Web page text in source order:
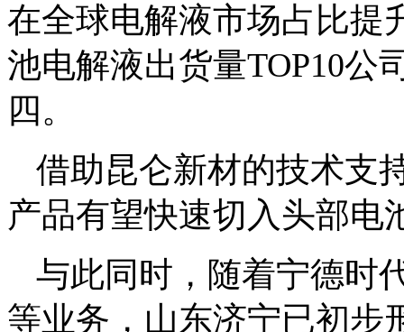
在全球电解液市场占比提
池电解液出货量TOP10公
四。
借助昆仑新材的技术支
产品有望快速切入头部电
与此同时，随着宁德时
等业务，山东济宁已初步